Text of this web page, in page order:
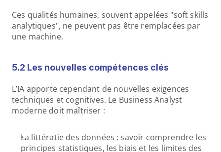
Ces qualités humaines, souvent appelées "soft skills
analytiques", ne peuvent pas être remplacées par
une machine.
5.2 Les nouvelles compétences clés
L’IA apporte cependant de nouvelles exigences
techniques et cognitives. Le Business Analyst
moderne doit maîtriser :
La littératie des données : savoir comprendre les
principes statistiques, les biais et les limites des